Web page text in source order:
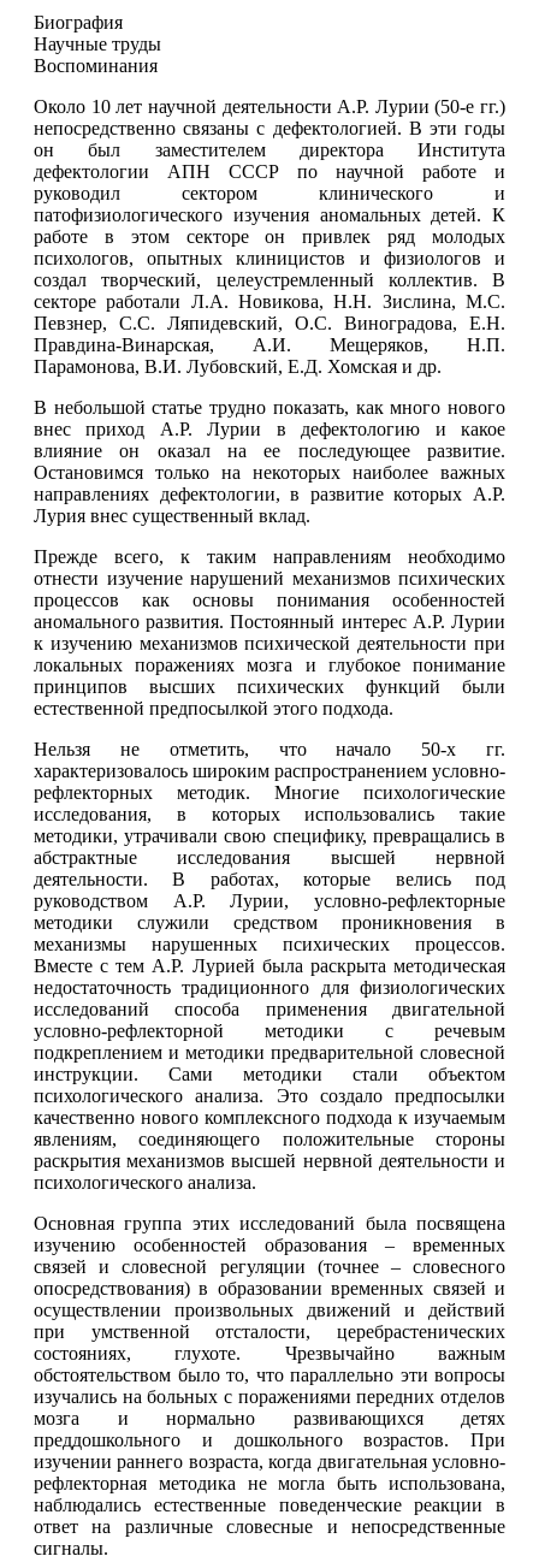
Биография
Научные труды
Воспоминания
Около 10 лет научной деятельности А.Р. Лурии (50-е гг.)
непосредственно связаны с дефектологией. В эти годы
он был заместителем директора Института
дефектологии АПН СССР по научной работе и
руководил сектором клинического и
патофизиологического изучения аномальных детей. К
работе в этом секторе он привлек ряд молодых
психологов, опытных клиницистов и физиологов и
создал творческий, целеустремленный коллектив. В
секторе работали Л.А. Новикова, Н.Н. Зислина, М.С.
Певзнер, С.С. Ляпидевский, О.С. Виноградова, Е.Н.
Правдина-Винарская, А.И. Мещеряков, Н.П.
Парамонова, В.И. Лубовский, Е.Д. Хомская и др.
В небольшой статье трудно показать, как много нового
внес приход А.Р. Лурии в дефектологию и какое
влияние он оказал на ее последующее развитие.
Остановимся только на некоторых наиболее важных
направлениях дефектологии, в развитие которых А.Р.
Лурия внес существенный вклад.
Прежде всего, к таким направлениям необходимо
отнести изучение нарушений механизмов психических
процессов как основы понимания особенностей
аномального развития. Постоянный интерес А.Р. Лурии
к изучению механизмов психической деятельности при
локальных поражениях мозга и глубокое понимание
принципов высших психических функций были
естественной предпосылкой этого подхода.
Нельзя не отметить, что начало 50-х гг.
характеризовалось широким распространением условно-
рефлекторных методик. Многие психологические
исследования, в которых использовались такие
методики, утрачивали свою специфику, превращались в
абстрактные исследования высшей нервной
деятельности. В работах, которые велись под
руководством А.Р. Лурии, условно-рефлекторные
методики служили средством проникновения в
механизмы нарушенных психических процессов.
Вместе с тем А.Р. Лурией была раскрыта методическая
недостаточность традиционного для физиологических
исследований способа применения двигательной
условно-рефлекторной методики с речевым
подкреплением и методики предварительной словесной
инструкции. Сами методики стали объектом
психологического анализа. Это создало предпосылки
качественно нового комплексного подхода к изучаемым
явлениям, соединяющего положительные стороны
раскрытия механизмов высшей нервной деятельности и
психологического анализа.
Основная группа этих исследований была посвящена
изучению особенностей образования – временных
связей и словесной регуляции (точнее – словесного
опосредствования) в образовании временных связей и
осуществлении произвольных движений и действий
при умственной отсталости, церебрастенических
состояниях, глухоте. Чрезвычайно важным
обстоятельством было то, что параллельно эти вопросы
изучались на больных с поражениями передних отделов
мозга и нормально развивающихся детях
преддошкольного и дошкольного возрастов. При
изучении раннего возраста, когда двигательная условно-
рефлекторная методика не могла быть использована,
наблюдались естественные поведенческие реакции в
ответ на различные словесные и непосредственные
сигналы.